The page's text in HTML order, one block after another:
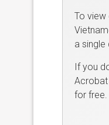
To view
a
If you
for free.